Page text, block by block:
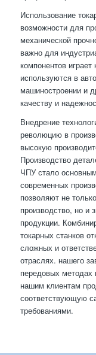
Использование
возможности для
механической
важно для
компонентов
используются в
машиностроении и
качеству и
Внедрение
революцию в
высокую
Производство
ЧПУ стало
современных
позволяют не
производство, но и
продукции.
токарных станков
сложных и
отраслях. нашего
передовых
нашим клиентам
соответствующую
требованиями.